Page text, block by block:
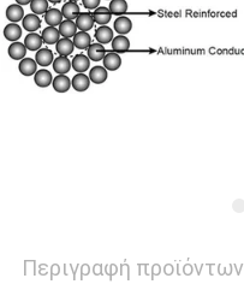
Περιγραφή προϊόντων